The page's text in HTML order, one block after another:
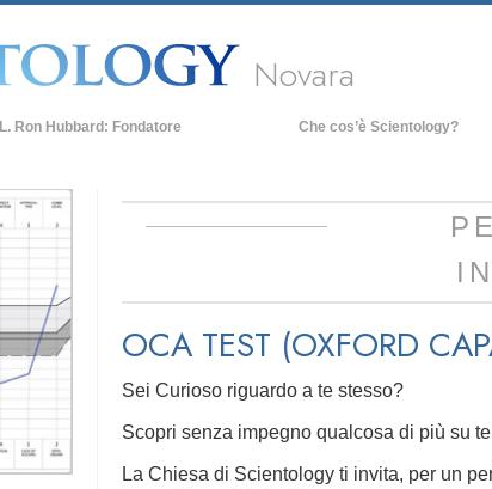
Novara
L. Ron Hubbard: Fondatore Che cos’è Scientology?
Incontra uno Scientologist
All’interno di una Chiesa
I Principi Fondamentali di
Un’Introduzione a Dianetics
Amore e Odio:
Che Cos’è la Grandezza?
OCA TEST (OXFORD
Sei Curioso riguardo a te stesso?
Scopri senza impegno qualcosa di più su
La Chiesa di Scientology ti invita, per un